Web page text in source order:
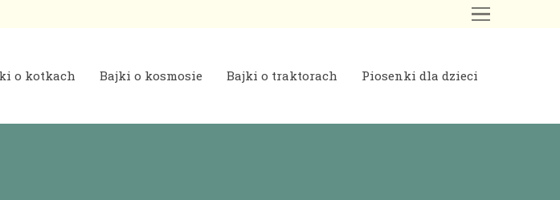
o kotkach Bajki o kosmosie Bajki o traktorach Piosenki dla dzieci